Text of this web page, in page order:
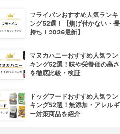
フライパンおすすめ人気ランキ
ング52選！【焦げ付かない・長
持ち！2026最新】
マヌカハニーおすすめ人気ラン
キング52選！味や栄養価の高さ
を徹底比較・検証
ドッグフードおすすめ人気ラン
キング52選！無添加・アレルギ
ー対策商品を紹介